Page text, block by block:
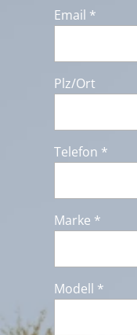
Email *
Plz/Ort
Telefon *
Marke *
Modell *